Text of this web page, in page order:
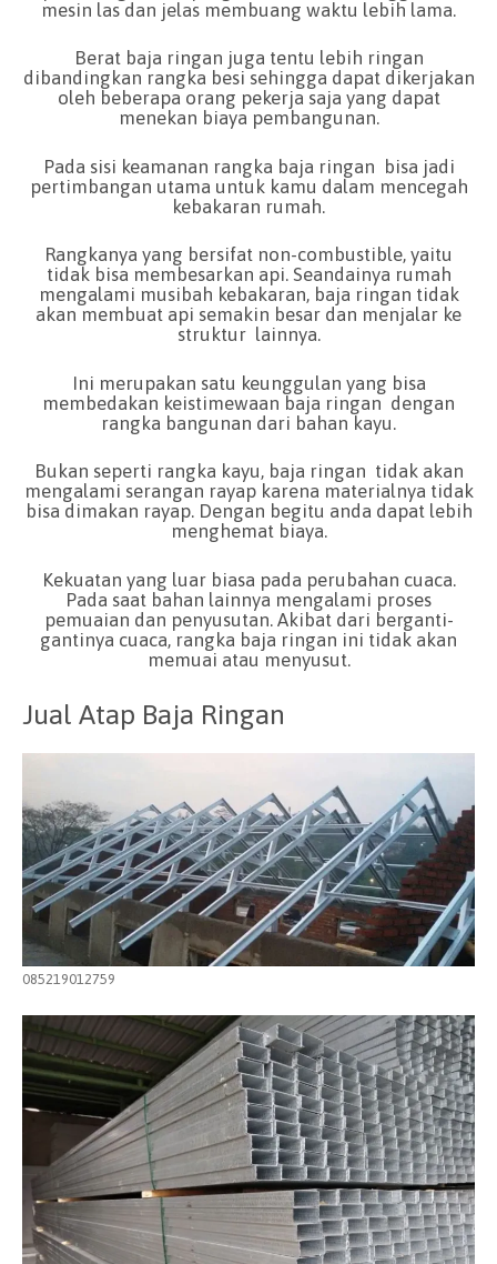
mesin las dan jelas membuang waktu lebih lama.
Berat baja ringan juga tentu lebih ringan
dibandingkan rangka besi sehingga dapat dikerjakan
oleh beberapa orang pekerja saja yang dapat
menekan biaya pembangunan.
Pada sisi keamanan rangka baja ringan bisa jadi
pertimbangan utama untuk kamu dalam mencegah
kebakaran rumah.
Rangkanya yang bersifat non-combustible, yaitu
tidak bisa membesarkan api. Seandainya rumah
mengalami musibah kebakaran, baja ringan tidak
akan membuat api semakin besar dan menjalar ke
struktur lainnya.
Ini merupakan satu keunggulan yang bisa
membedakan keistimewaan baja ringan dengan
rangka bangunan dari bahan kayu.
Bukan seperti rangka kayu, baja ringan tidak akan
mengalami serangan rayap karena materialnya tidak
bisa dimakan rayap. Dengan begitu anda dapat lebih
menghemat biaya.
Kekuatan yang luar biasa pada perubahan cuaca.
Pada saat bahan lainnya mengalami proses
pemuaian dan penyusutan. Akibat dari berganti-
gantinya cuaca, rangka baja ringan ini tidak akan
memuai atau menyusut.
Jual Atap Baja Ringan
085219012759